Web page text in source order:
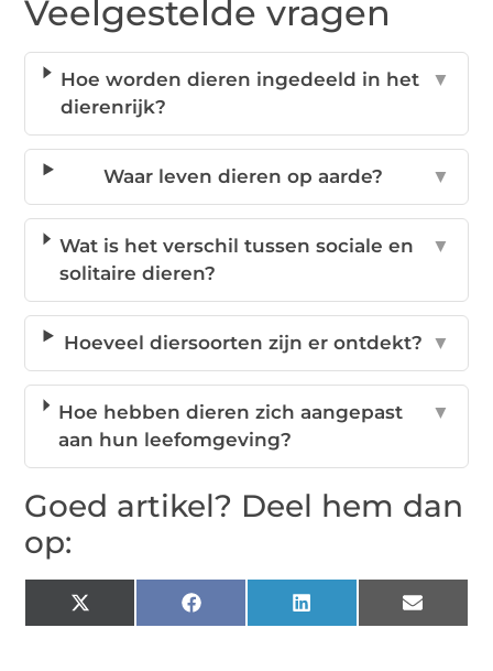
Veelgestelde vragen
Hoe worden dieren ingedeeld in het
dierenrijk?
▼
Waar leven dieren op aarde? ▼
Wat is het verschil tussen sociale en
solitaire dieren?
▼
Hoeveel diersoorten zijn er ontdekt? ▼
Hoe hebben dieren zich aangepast
aan hun leefomgeving?
▼
Goed artikel? Deel hem dan
op:
X
(Twitter)
Facebook LinkedIn Email